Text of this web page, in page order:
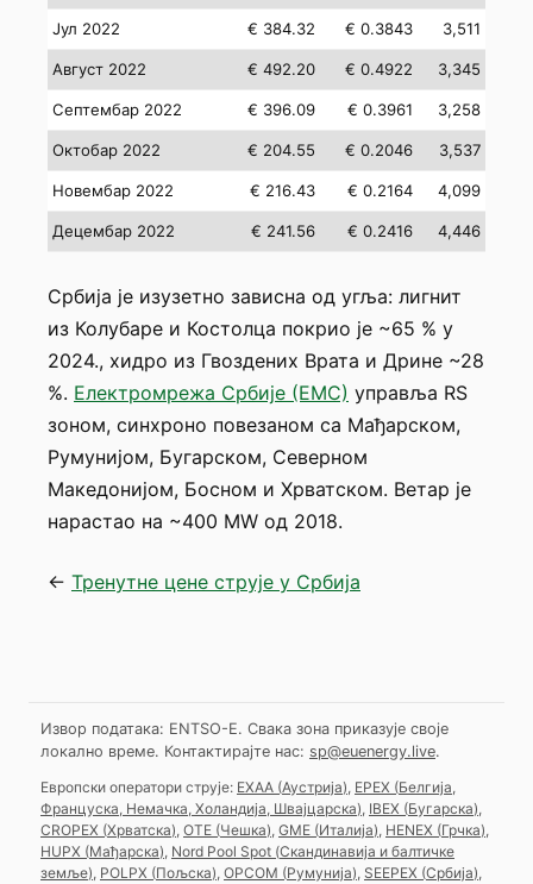
Јул 2022 € 384.32 € 0.3843 3,511
Август 2022 € 492.20 € 0.4922 3,345
Септембар 2022 € 396.09 € 0.3961 3,258
Октобар 2022 € 204.55 € 0.2046 3,537
Новембар 2022 € 216.43 € 0.2164 4,099
Децембар 2022 € 241.56 € 0.2416 4,446
Србија је изузетно зависна од угља: лигнит
из Колубаре и Костолца покрио је ~65 % у
2024., хидро из Гвоздених Врата и Дрине ~28
%. Електромрежа Србије (ЕМС) управља RS
зоном, синхроно повезаном са Мађарском,
Румунијом, Бугарском, Северном
Македонијом, Босном и Хрватском. Ветар је
нарастао на ~400 MW од 2018.
← Тренутне цене струје у Србија
Извор података: ENTSO-E. Свака зона приказује своје
локално време. Контактирајте нас: sp@euenergy.live.
Европски оператори струје: EXAA (Аустрија), EPEX (Белгија,
Француска, Немачка, Холандија, Швајцарска), IBEX (Бугарска),
CROPEX (Хрватска), OTE (Чешка), GME (Италија), HENEX (Грчка),
HUPX (Мађарска), Nord Pool Spot (Скандинавија и балтичке
земље), POLPX (Пољска), OPCOM (Румунија), SEEPEX (Србија),